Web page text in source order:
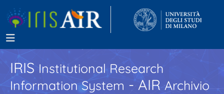
IRISInstitutional Research
Information System - AIR Archivio